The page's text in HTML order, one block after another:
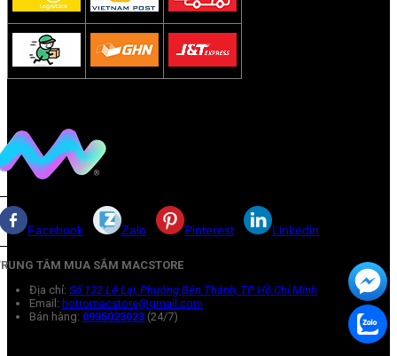
Facebook Zalo Pinterest Linkedin
TÂM MUA SẮM MACSTORE
Địa chỉ: Số 132 Lê Lai, Phường Bến Thành, TP Hồ Chí Minh
Email: hotromacstore@gmail.com
Bán hàng: 0935023023 (24/7)